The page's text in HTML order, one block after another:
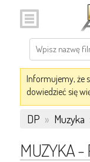
Informujemy, że
dowiedzieć się
DP » Muzyka
MUZYKA -